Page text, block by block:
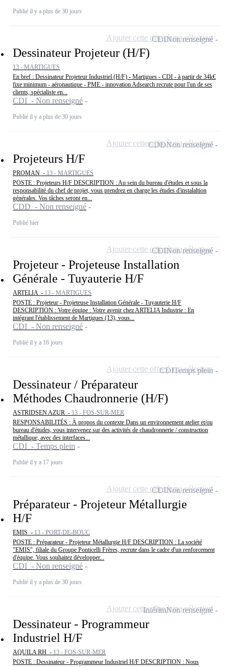
Publié il y a plus de 30 jours
Dessinateur Projeteur (H/F)
13 - MARTIGUES
En bref : Dessinateur Projeteur Industriel (H/F) - Martigues - CDI - à partir de 34k€
fixe minimum - aéronautique - PME - innovation Adsearch recrute pour l'un de ses
clients, spécialiste en...
CDI - Non renseigné
Publié il y a plus de 30 jours
CDINon renseigné
Ajouter cette offre à ma sélection
Projeteurs H/F
PROMAN - 13 - MARTIGUES
POSTE : Projeteurs H/F DESCRIPTION : Au sein du bureau d'études et sous la
responsabilité du chef de projet, vous prendrez en charge les études d'instalaltion
générales. Vos tâches seront en...
CDD - Non renseigné
Publié hier
CDDNon renseigné
Ajouter cette offre à ma sélection
Projeteur - Projeteuse Installation
Générale - Tuyauterie H/F
ARTELIA - 13 - MARTIGUES
POSTE : Projeteur - Projeteuse Installation Générale - Tuyauterie H/F
DESCRIPTION : Votre équipe : Votre avenir chez ARTELIA Industrie : En
intégrant l'établissement de Martigues (13), vous...
CDI - Non renseigné
Publié il y a 16 jours
CDINon renseigné
Ajouter cette offre à ma sélection
Dessinateur / Préparateur
Méthodes Chaudronnerie (H/F)
ASTRIDSEN AZUR - 13 - FOS-SUR-MER
RESPONSABILITÉS : À propos du contexte Dans un environnement atelier et/ou
bureau d'études, vous intervenez sur des activités de chaudronnerie / construction
métallique, avec des interfaces...
CDI - Temps plein
Publié il y a 17 jours
CDITemps plein
Ajouter cette offre à ma sélection
Préparateur - Projeteur Métallurgie
H/F
EMIS - 13 - PORT-DE-BOUC
POSTE : Préparateur - Projeteur Métallurgie H/F DESCRIPTION : La société
"EMIS", filiale du Groupe Ponticelli Frères, recrute dans le cadre d'un renforcement
d'équipe. Vous souhaitez développer...
CDI - Non renseigné
Publié il y a plus de 30 jours
CDINon renseigné
Ajouter cette offre à ma sélection
Dessinateur - Programmeur
Industriel H/F
AQUILA RH - 13 - FOS-SUR-MER
POSTE : Dessinateur - Programmeur Industriel H/F DESCRIPTION : Nous
IntérimNon renseigné
Ajouter cette offre à ma sélection